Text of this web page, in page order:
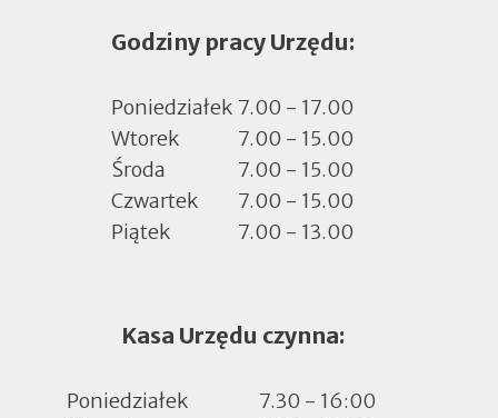
w
zakładce
Godziny pracy Urzędu:
Poniedziałek 7.00 - 17.00
Wtorek
7.00 - 15.00
Środa
7.00 - 15.00
Czwartek
7.00 - 15.00
Piątek
7.00 - 13.00
Kasa Urzędu czynna:
Poniedziałek
7.30 - 16:00